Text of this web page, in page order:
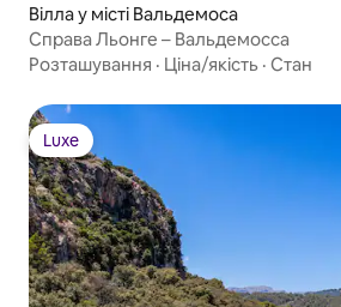
Вілла у місті Вальдемоса
Справа Льонге – Вальдемосса
Розташування · Ціна/якість · Стан
Luxe
Luxe